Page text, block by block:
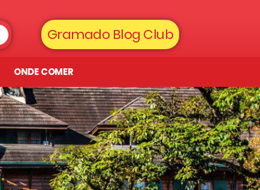
Gramado Blog Club
ONDE COMER